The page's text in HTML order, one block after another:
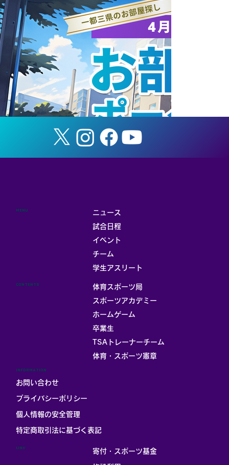
空手道部のいま｜寳積應公主将（社会学
類4年）の論文が国際ジャーナルに掲載
ニュース
試合日程
イベント
チーム
学生アスリート
MENU
体育スポーツ局
スポーツアカデミー
ホームゲーム
卒業生
TSAトレーナーチーム
体育・スポーツ憲章
CONTENTS
寄付・スポーツ基金
LINK
INFORMATION
お問い合わせ
プライバシーポリシー
個人情報の安全管理
​特定商取引法に基づく表記